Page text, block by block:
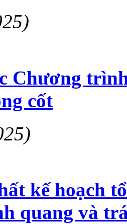
Chương
cốt
kế hoạch
quang và